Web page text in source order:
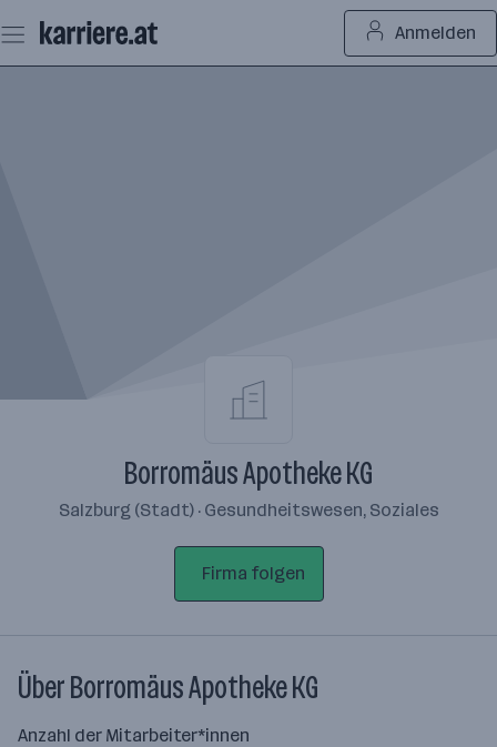
Seiteninhalt
springen
Anmelden
Borromäus Apotheke KG
Salzburg (Stadt) · Gesundheitswesen, Soziales
Firma folgen
Über Borromäus Apotheke KG
Anzahl der Mitarbeiter*innen